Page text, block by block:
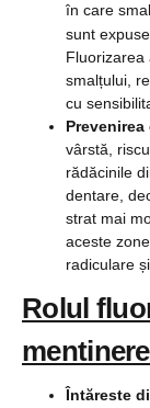
în care
sunt
Fluorizarea
smalțului,
cu
vârstă,
rădăcinile
dentare,
strat mai
aceste
radiculare
Rolul
Întăreste